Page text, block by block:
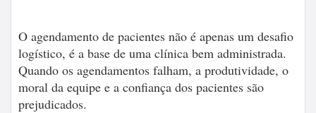
O agendamento de pacientes não é apenas um desafio
logístico, é a base de uma clínica bem administrada.
Quando os agendamentos falham, a produtividade, o
moral da equipe e a confiança dos pacientes são
prejudicados.